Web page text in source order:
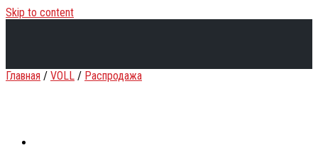
Skip to content
Главная / VOLL / Распродажа